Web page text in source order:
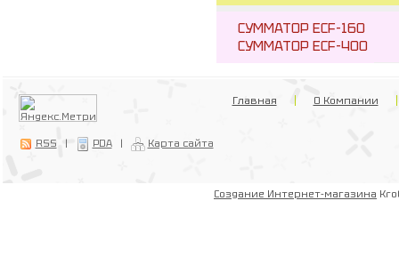
СУММАТОР ECF-160
СУММАТОР ECF-400
RSS | PDA | Карта сайта
Главная О Компании
Создание Интернет-магазина